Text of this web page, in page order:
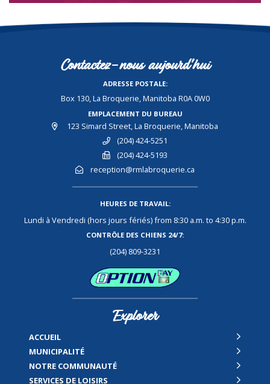
Contactez-nous aujourd'hui
ADRESSE POSTALE:
Box 130, La Broquerie, Manitoba R0A 0W0
EMPLACEMENT DU BUREAU
123 Simard Street, La Broquerie, Manitoba
(204) 424-5251
(204) 424-5193
reception@rmlabroquerie.ca
HEURES DE TRAVAIL:
Lundi à Vendredi (hors jours fériés) from 8:30 a.m. to 4:30 p.m.
CONTRÔLE DES CHIENS 24/7:
(204) 809-3231
Explorer
ACCUEIL
MUNICIPALITÉ
NOTRE COMMUNAUTÉ
SERVICES DE LOISIRS